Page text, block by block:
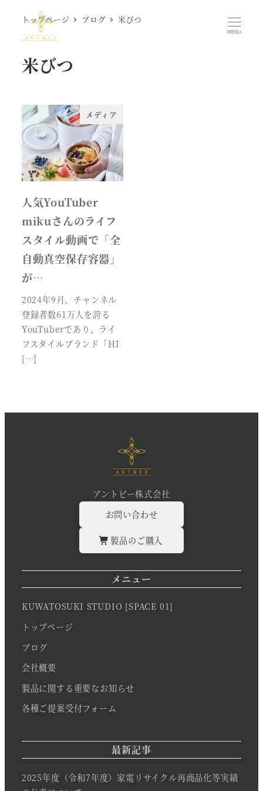
MENU
トップページ ブログ 米びつ
米びつ
メディア
人気YouTuber
mikuさんのライフ
スタイル動画で「全
自動真空保存容器」
が…
2024年9月、チャンネル
登録者数61万人を誇る
YouTuberであり、ライ
フスタイルブランド「HI
[…]
アントビー株式会社
お問い合わせ
製品のご購入
メニュー
KUWATOSUKI STUDIO [SPACE 01]
トップページ
ブログ
会社概要
製品に関する重要なお知らせ
各種ご提案受付フォーム
最新記事
2025年度（令和7年度）家電リサイクル再商品化等実績